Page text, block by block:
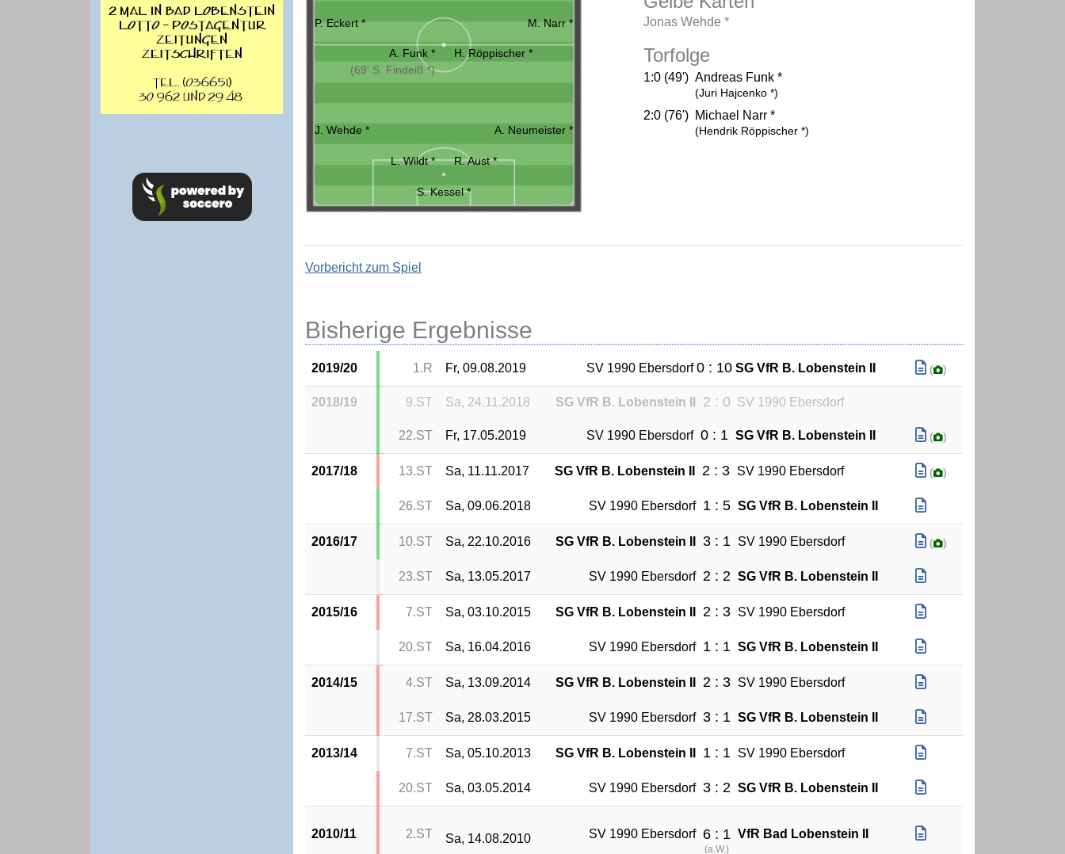
P. Eckert * M. Narr *
A. Funk *
(69' S. Findeiß *)
H. Röppischer *
J. Wehde * A. Neumeister *
L. Wildt * R. Aust *
S. Kessel *
Jonas Wehde *
Torfolge
1:0 (49') Andreas Funk *
(Juri Hajcenko *)
2:0 (76') Michael Narr *
(Hendrik Röppischer *)
Vorbericht zum Spiel
Bisherige Ergebnisse
2019/20 1.R Fr, 09.08.2019 SV 1990 Ebersdorf 0 : 10 SG VfR B. Lobenstein II ( )
2018/19 9.ST Sa, 24.11.2018 SG VfR B. Lobenstein II 2 : 0 SV 1990 Ebersdorf
22.ST Fr, 17.05.2019 SV 1990 Ebersdorf 0 : 1 SG VfR B. Lobenstein II ( )
2017/18 13.ST Sa, 11.11.2017 SG VfR B. Lobenstein II 2 : 3 SV 1990 Ebersdorf ( )
26.ST Sa, 09.06.2018 SV 1990 Ebersdorf 1 : 5 SG VfR B. Lobenstein II
2016/17 10.ST Sa, 22.10.2016 SG VfR B. Lobenstein II 3 : 1 SV 1990 Ebersdorf ( )
23.ST Sa, 13.05.2017 SV 1990 Ebersdorf 2 : 2 SG VfR B. Lobenstein II
2015/16 7.ST Sa, 03.10.2015 SG VfR B. Lobenstein II 2 : 3 SV 1990 Ebersdorf
20.ST Sa, 16.04.2016 SV 1990 Ebersdorf 1 : 1 SG VfR B. Lobenstein II
2014/15 4.ST Sa, 13.09.2014 SG VfR B. Lobenstein II 2 : 3 SV 1990 Ebersdorf
17.ST Sa, 28.03.2015 SV 1990 Ebersdorf 3 : 1 SG VfR B. Lobenstein II
2013/14 7.ST Sa, 05.10.2013 SG VfR B. Lobenstein II 1 : 1 SV 1990 Ebersdorf
20.ST Sa, 03.05.2014 SV 1990 Ebersdorf 3 : 2 SG VfR B. Lobenstein II
2010/11 2.ST Sa, 14.08.2010 SV 1990 Ebersdorf 6 : 1
(a.W.)
VfR Bad Lobenstein II